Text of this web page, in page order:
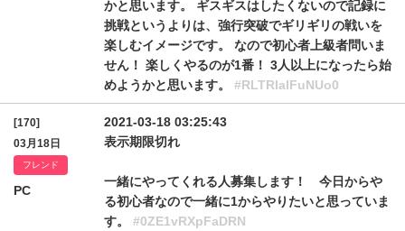
かと思います。 ギスギスはしたくないので記録に
挑戦というよりは、強行突破でギリギリの戦いを
楽しむイメージです。 なので初心者上級者問いま
せん！ 楽しくやるのが1番！ 3人以上になったら始
めようかと思います。 #RLTRlalFuNUo0
[170]
03月18日
フレンド
PC
2021-03-18 03:25:43
表示期限切れ
一緒にやってくれる人募集します！ 今日からや
る初心者なので一緒に1からやりたいと思っていま
す。 #0ZE1vRXpFaDRN